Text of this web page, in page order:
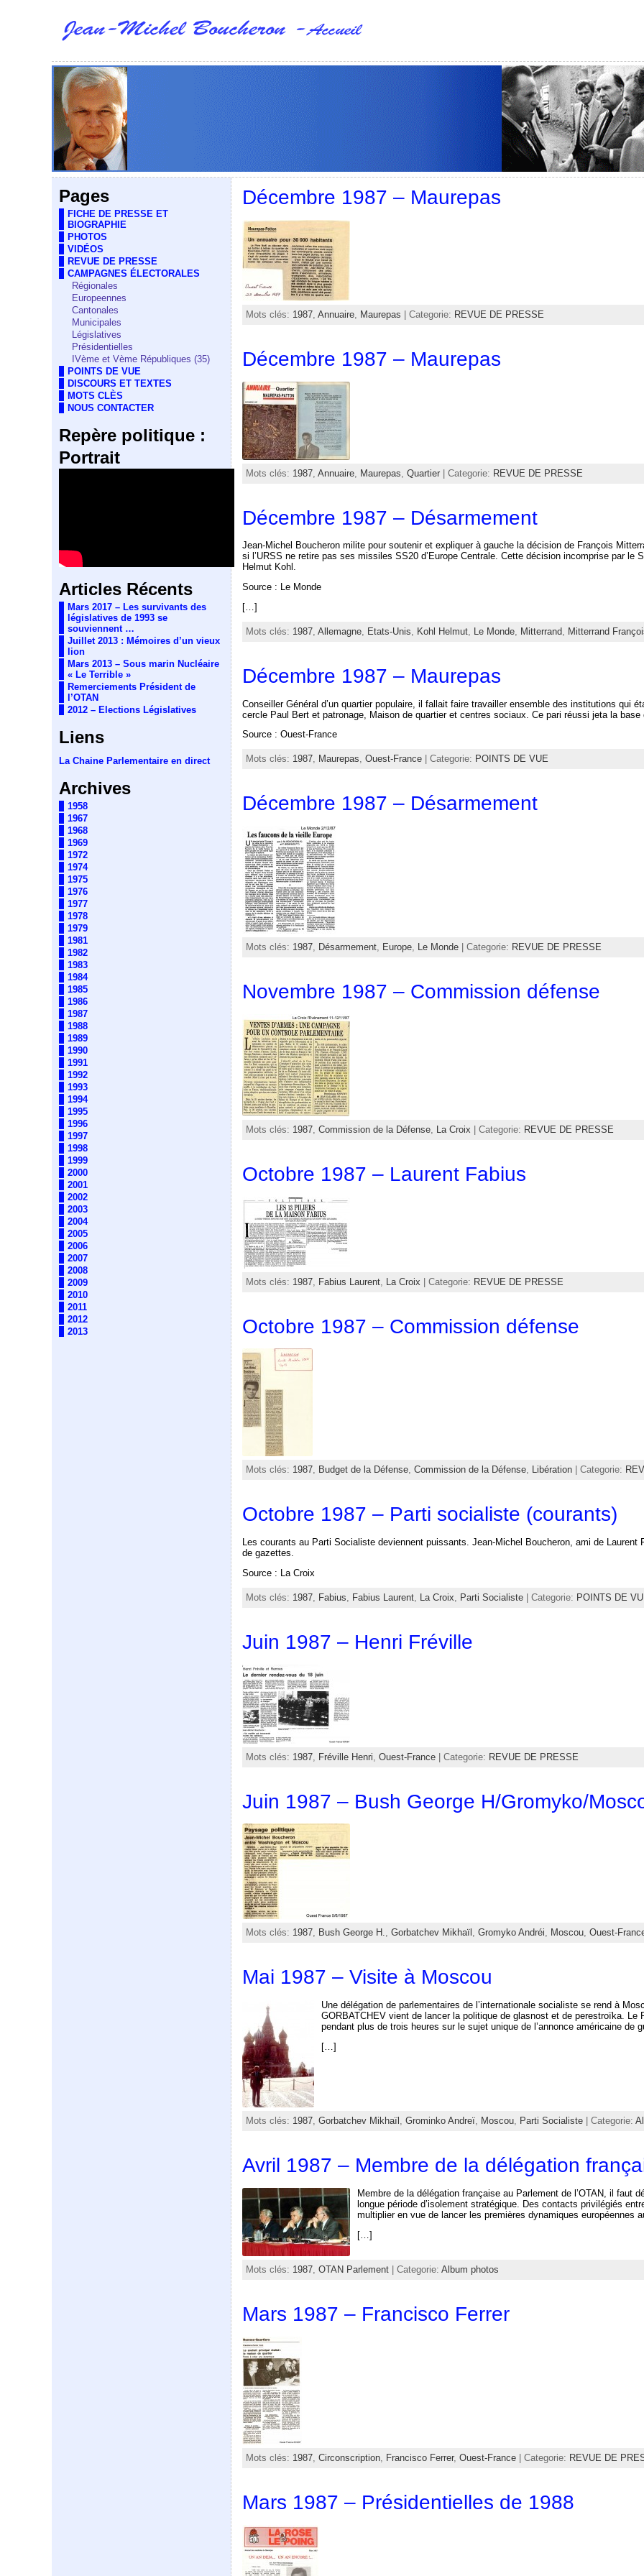
Pages
FICHE DE PRESSE ET
BIOGRAPHIE
PHOTOS
VIDÉOS
REVUE DE PRESSE
CAMPAGNES ÉLECTORALES
Régionales
Europeennes
Cantonales
Municipales
Législatives
Présidentielles
IVème et Vème Républiques (35)
POINTS DE VUE
DISCOURS ET TEXTES
MOTS CLÈS
NOUS CONTACTER
Repère politique :
Portrait
Articles Récents
Mars 2017 – Les survivants des
législatives de 1993 se
souviennent …
Juillet 2013 : Mémoires d’un vieux
lion
Mars 2013 – Sous marin Nucléaire
« Le Terrible »
Remerciements Président de
l’OTAN
2012 – Elections Législatives
Liens
La Chaine Parlementaire en direct
Archives
1958
1967
1968
1969
1972
1974
1975
1976
1977
1978
1979
1981
1982
1983
1984
1985
1986
1987
1988
1989
1990
1991
1992
1993
1994
1995
1996
1997
1998
1999
2000
2001
2002
2003
2004
2005
2006
2007
2008
2009
2010
2011
2012
2013
Décembre 1987 – Maurepas
Mots clés: 1987 Annuaire Maurepas | Categorie: REVUE DE PRESSE
Décembre 1987 – Maurepas
Mots clés: 1987 Annuaire Maurepas Quartier | Categorie: REVUE DE PRESSE
Décembre 1987 – Désarmement
Jean-Michel Boucheron milite pour soutenir et expliquer à gauche la décision de François
si l’URSS ne retire pas ses missiles SS20 d’Europe Centrale. Cette décision incomprise par le
Helmut Kohl.
Source : Le Monde
[…]
Mots clés: 1987 Allemagne Etats-Unis Kohl Helmut Le Monde Mitterrand Mitterrand
Décembre 1987 – Maurepas
Conseiller Général d’un quartier populaire, il fallait faire travailler ensemble des institutions qui
cercle Paul Bert et patronage, Maison de quartier et centres sociaux. Ce pari réussi jeta la
Source : Ouest-France
Mots clés: 1987, Maurepas, Ouest-France | Categorie: POINTS DE VUE
Décembre 1987 – Désarmement
Mots clés: 1987 Désarmement Europe Le Monde | Categorie: REVUE DE PRESSE
Novembre 1987 – Commission défense
Mots clés: 1987 Commission de la Défense La Croix | Categorie: REVUE DE PRESSE
Octobre 1987 – Laurent Fabius
Mots clés: 1987 Fabius Laurent La Croix | Categorie: REVUE DE PRESSE
Octobre 1987 – Commission défense
Mots clés: 1987, Budget de la Défense, Commission de la Défense, Libération | Categorie:
Octobre 1987 – Parti socialiste (courants)
Les courants au Parti Socialiste deviennent puissants. Jean-Michel Boucheron, ami de
de gazettes.
Source : La Croix
Mots clés: 1987 Fabius Fabius Laurent La Croix Parti Socialiste | Categorie: POINTS DE
Juin 1987 – Henri Fréville
Mots clés: 1987 Fréville Henri Ouest-France | Categorie: REVUE DE PRESSE
Juin 1987 – Bush George H/Gromyko/
Mots clés: 1987, Bush George H., Gorbatchev Mikhaïl , Gromyko Andréi, Moscou, Ouest-
Mai 1987 – Visite à Moscou
Une délégation de parlementaires de l’internationale socialiste se rend à
GORBATCHEV vient de lancer la politique de glasnost et de perestroïka. Le
pendant plus de trois heures sur le sujet unique de l’annonce américaine de
[…]
Mots clés: 1987, Gorbatchev Mikhaïl , Grominko Andreï, Moscou, Parti Socialiste | Categorie:
Avril 1987 – Membre de la délégation
Membre de la délégation française au Parlement de l’OTAN, il faut
longue période d’isolement stratégique. Des contacts privilégiés
multiplier en vue de lancer les premières dynamiques européennes
[…]
Mots clés: 1987 OTAN Parlement | Categorie: Album photos
Mars 1987 – Francisco Ferrer
Mots clés: 1987 Circonscription Francisco Ferrer, Ouest-France | Categorie: REVUE DE
Mars 1987 – Présidentielles de 1988